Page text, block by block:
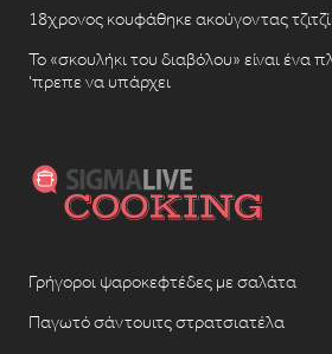
18χρονος κουφάθηκε ακούγοντας
Το «σκουλήκι του διαβόλου» είναι ένα
‘πρεπε να υπάρχει
Γρήγοροι ψαροκεφτέδες με σαλάτα
Παγωτό σάντουιτς στρατσιατέλα